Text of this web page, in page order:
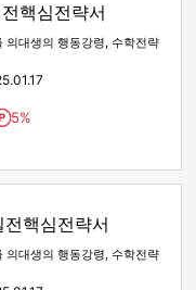
핵심전략서
의대생의 행동강령, 수학전략
Point
5%
핵심전략서
의대생의 행동강령, 수학전략